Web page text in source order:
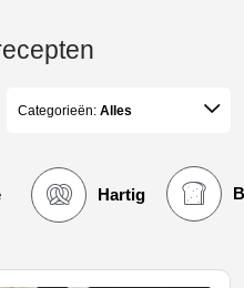
Categorieën: Alles
Hartig